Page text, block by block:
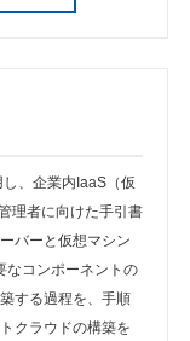
、企業内IaaS（仮
理者に向けた手引書
バーと仮想マシン
なコンポーネントの
する過程を、手順
クラウドの構築を